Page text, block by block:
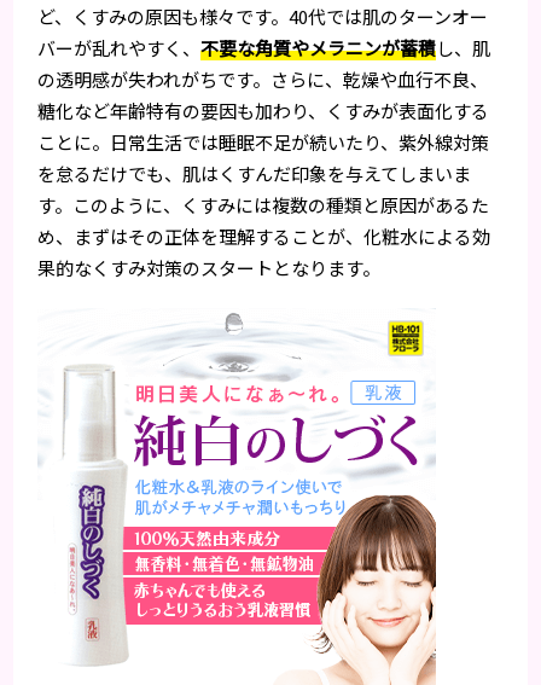
ど、くすみの原因も様々です。40代では肌のターンオー
バーが乱れやすく、不要な角質やメラニンが蓄積し、肌
の透明感が失われがちです。さらに、乾燥や血行不良、
糖化など年齢特有の要因も加わり、くすみが表面化する
ことに。日常生活では睡眠不足が続いたり、紫外線対策
を怠るだけでも、肌はくすんだ印象を与えてしまいま
す。このように、くすみには複数の種類と原因があるた
め、まずはその正体を理解することが、化粧水による効
果的なくすみ対策のスタートとなります。